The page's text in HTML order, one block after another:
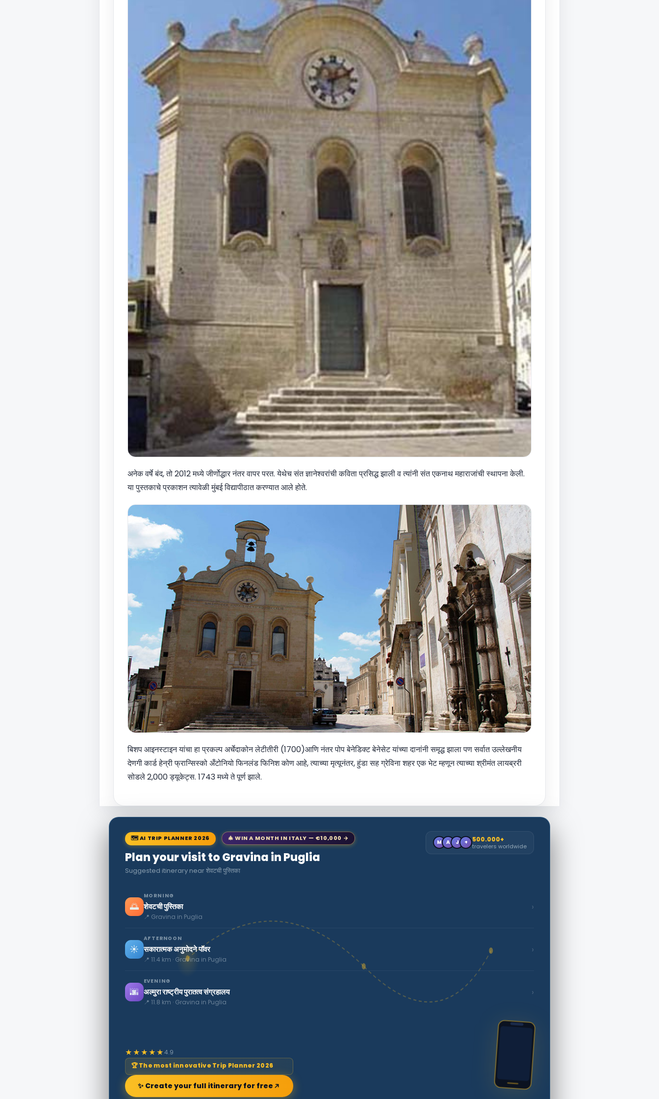
अनेक वर्षे बंद, तो 2012 मध्ये जीर्णोद्धार नंतर वापर परत. येथेच संत ज्ञानेश्वरांची कविता प्रसिद्ध झाली व त्यांनी संत एकनाथ महाराजांची स्थापना केली.
या पुस्तकाचे प्रकाशन त्यावेळी मुंबई विद्यापीठात करण्यात आले होते.
बिशप आइनस्टाइन यांचा हा प्रकल्प अर्चेदाकोन लेटीतीरी (1700)आणि नंतर पोप बेनेडिक्ट बेनेसेट यांच्या दानांनी समृद्ध झाला पण सर्वात उल्लेखनीय
देणगी कार्ड हेन्री फ्रान्सिस्को अँटोनियो फिनलंड फिनिश कोण आहे, त्याच्या मृत्यूनंतर, हुंडा सह ग्रेविना शहर एक भेट म्हणून त्याच्या श्रीमंत लायब्ररी
सोडले 2,000 ड्यूकेट्स. 1743 मध्ये ते पूर्ण झाले.
🗺 AI TRIP PLANNER 2026 🎄 WIN A MONTH IN ITALY — €10,000 →
Plan your visit to Gravina in Puglia
Suggested itinerary near शेवटची पुस्तिका
M A J + 500.000+
travelers worldwide
🌅
MORNING
शेवटची पुस्तिका
📍 Gravina in Puglia
›
☀️
AFTERNOON
सकारात्मक अनुमोदने पॉवर
📍 11.4 km · Gravina in Puglia
›
🌆
EVENING
अल्मुरा राष्ट्रीय पुरातत्व संग्रहालय
📍 11.8 km · Gravina in Puglia
›
★★★★★4.9
🏆 The most innovative Trip Planner 2026
✨ Create your full itinerary for free